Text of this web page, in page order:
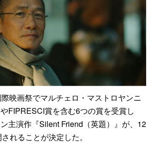
映画祭でマルチェロ・マストロヤンニ
FIPRESCI賞を含む6つの賞を受賞し
主演作『Silent Friend（英題）』が、12
れることが決定した。